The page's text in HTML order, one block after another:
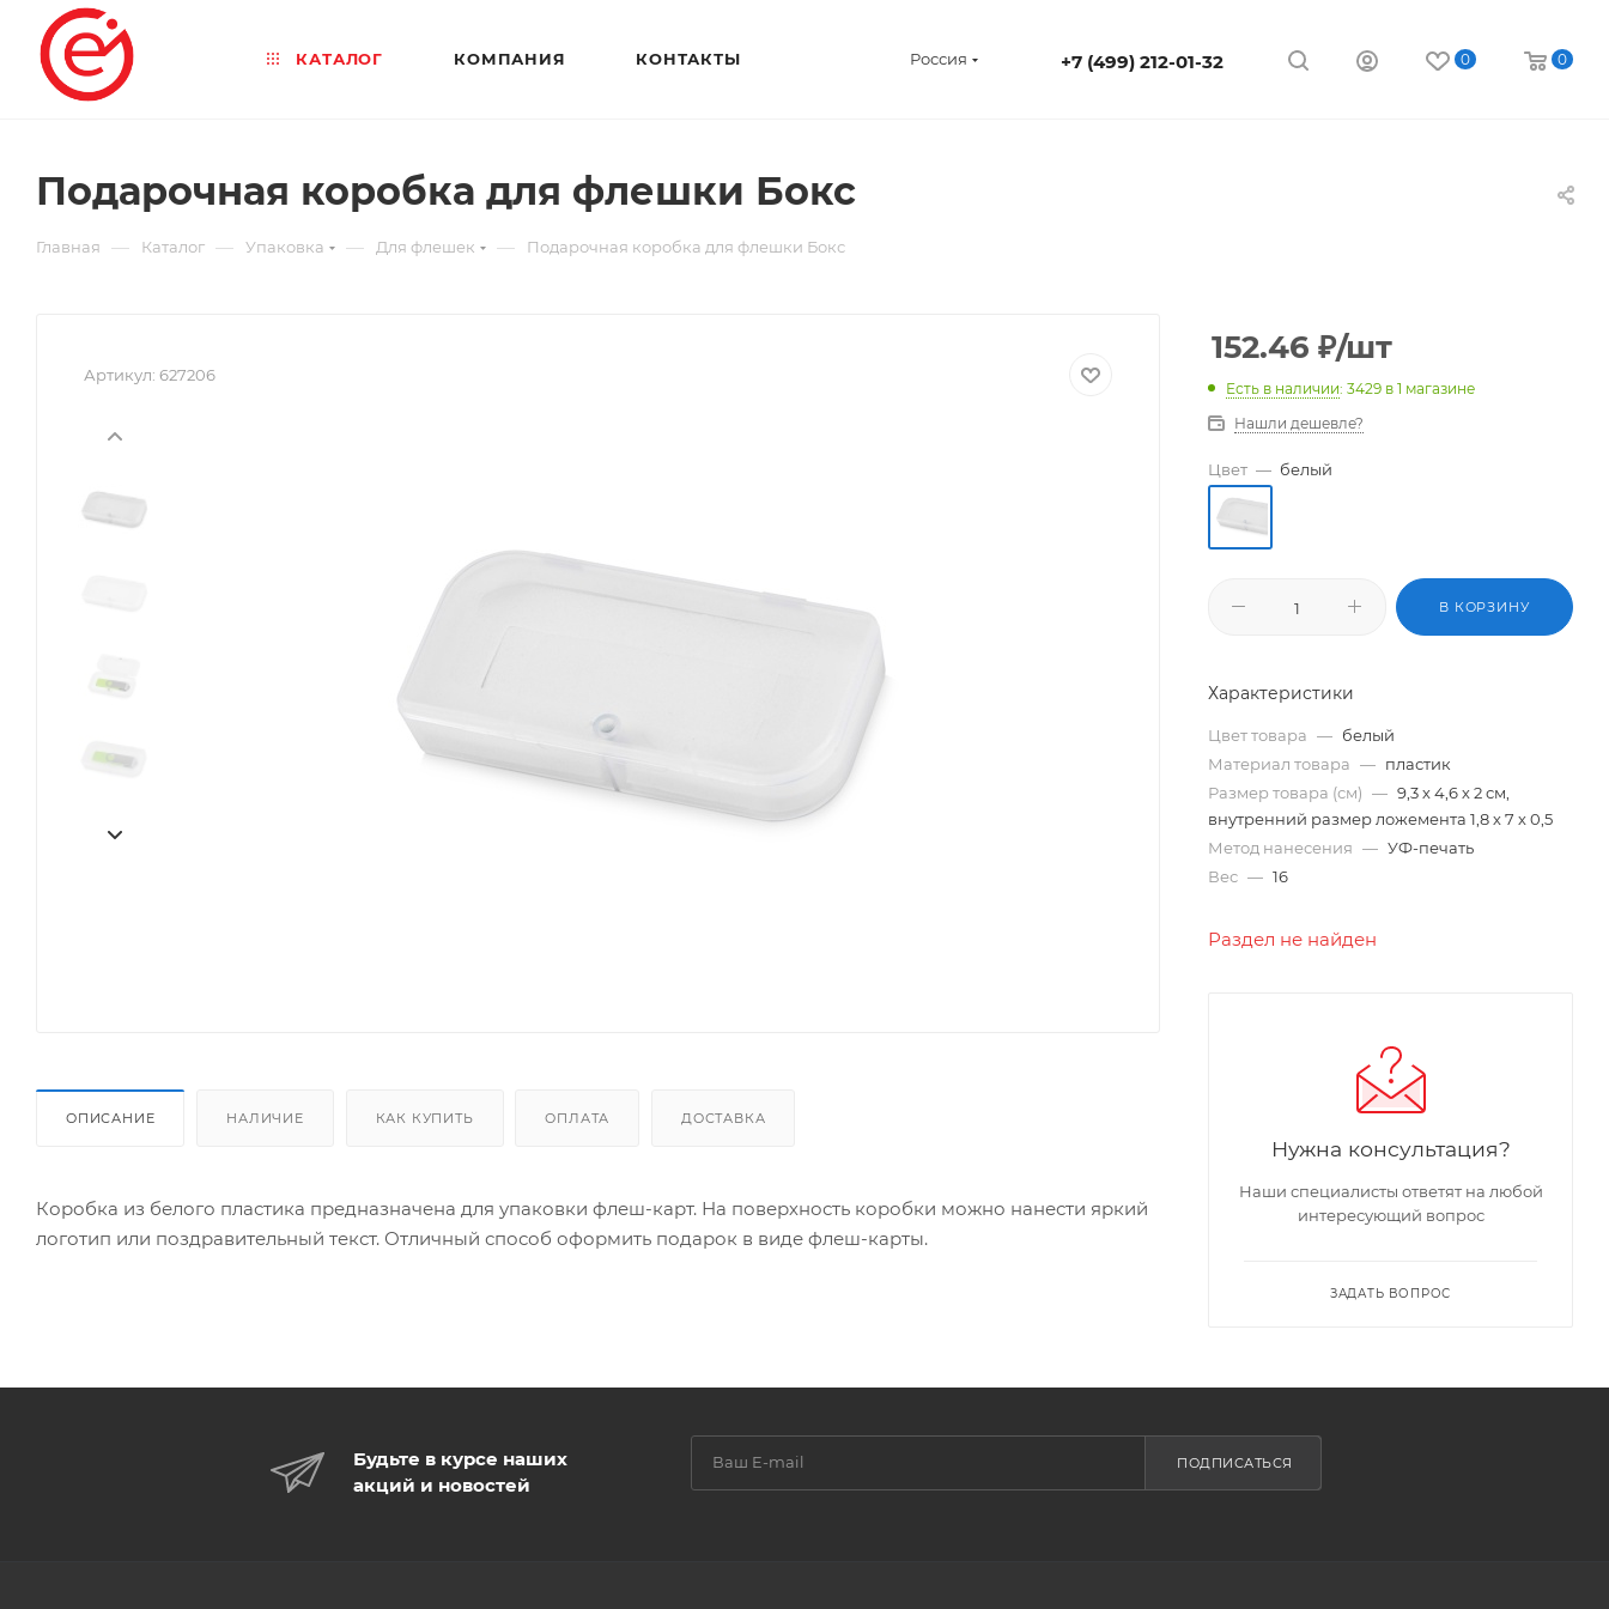
Россия +7 (499) 212-01-32 0 0
КАТАЛОГ КОМПАНИЯ КОНТАКТЫ
Подарочная коробка для флешки Бокс
Главная — Каталог — Упаковка — Для флешек — Подарочная коробка для флешки Бокс
Артикул: 627206
ОПИСАНИЕ НАЛИЧИЕ КАК КУПИТЬ ОПЛАТА ДОСТАВКА
Коробка из белого пластика предназначена для упаковки флеш-карт. На поверхность коробки можно нанести яркий
логотип или поздравительный текст. Отличный способ оформить подарок в виде флеш-карты.
152.46 ₽/шт
Есть в наличии: 3429 в 1 магазине
Нашли дешевле?
Цвет — белый
В КОРЗИНУ
Характеристики
Цвет товара — белый
Материал товара — пластик
Размер товара (см) — 9,3 х 4,6 х 2 см,
внутренний размер ложемента 1,8 х 7 х 0,5
Метод нанесения — УФ-печать
Вес — 16
Раздел не найден
Нужна консультация?
Наши специалисты ответят на любой
интересующий вопрос
ЗАДАТЬ ВОПРОС
Будьте в курсе наших
акций и новостей
ПОДПИСАТЬСЯ